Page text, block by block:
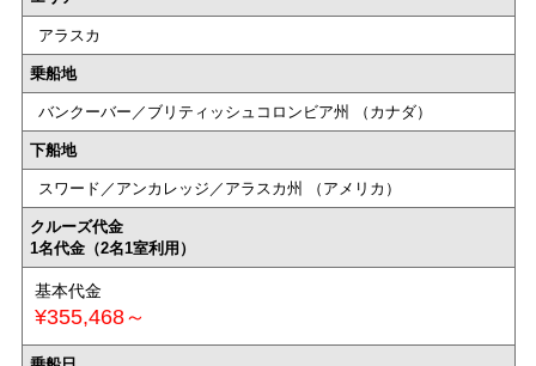
アラスカ
乗船地
バンクーバー／ブリティッシュコロンビア州 （カナダ）
下船地
スワード／アンカレッジ／アラスカ州 （アメリカ）
クルーズ代金
1名代金（2名1室利用）
基本代金
¥355,468～